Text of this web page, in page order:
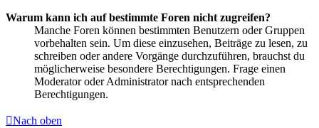
Warum kann ich auf bestimmte Foren nicht zugreifen?
Manche Foren können bestimmten Benutzern oder Gruppen
vorbehalten sein. Um diese einzusehen, Beiträge zu lesen, zu
schreiben oder andere Vorgänge durchzuführen, brauchst du
möglicherweise besondere Berechtigungen. Frage einen
Moderator oder Administrator nach entsprechenden
Berechtigungen.
Nach oben